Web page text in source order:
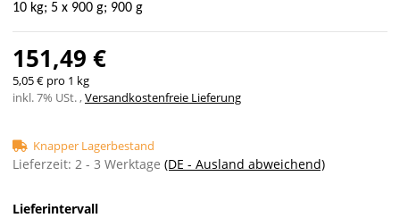
10 kg; 5 x 900 g; 900 g
151,49 €
5,05 € pro 1 kg
inkl. 7% USt. ,Versandkostenfreie Lieferung
Knapper Lagerbestand
Lieferzeit: 2 - 3 Werktage (DE - Ausland abweichend)
Lieferintervall